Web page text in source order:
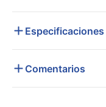
Especificaciones
Comentarios